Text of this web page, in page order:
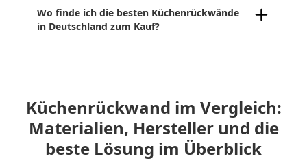
Wo finde ich die besten Küchenrückwände
in Deutschland zum Kauf?
Küchenrückwand im Vergleich:
Materialien, Hersteller und die
beste Lösung im Überblick